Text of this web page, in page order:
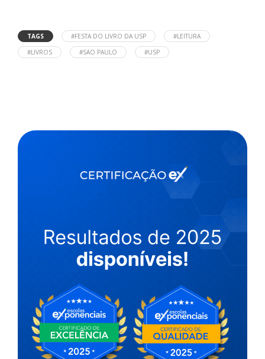
TAGS #FESTA DO LIVRO DA USP
#LEITURA
#LIVROS
#SAO PAULO #USP